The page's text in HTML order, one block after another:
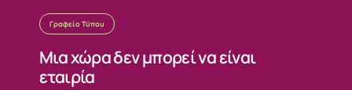
Γραφείο Τύπου
Μια χώρα δεν μπορεί να είναι
εταιρία